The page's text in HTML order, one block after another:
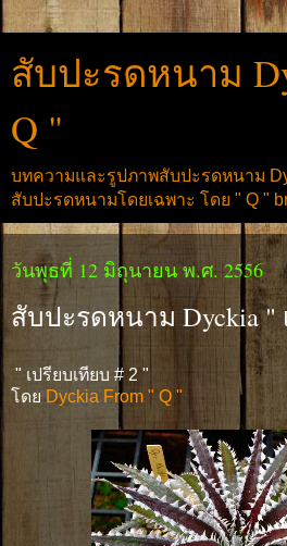
สับปะรดหนาม
Q "
บทความและรูปภาพสับปะรดหนาม
สับปะรดหนามโดยเฉพาะ โดย " Q "
วันพุธที่ 12 มิถุนายน พ.ศ. 2556
สับปะรดหนาม Dyckia "
" เปรียบเทียบ # 2 "
โดยDyckia From " Q "